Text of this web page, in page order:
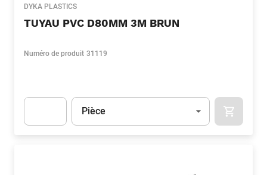
DYKA PLASTICS
TUYAU PVC D80MM 3M BRUN
Numéro de produit 31119
Unité
Pièce